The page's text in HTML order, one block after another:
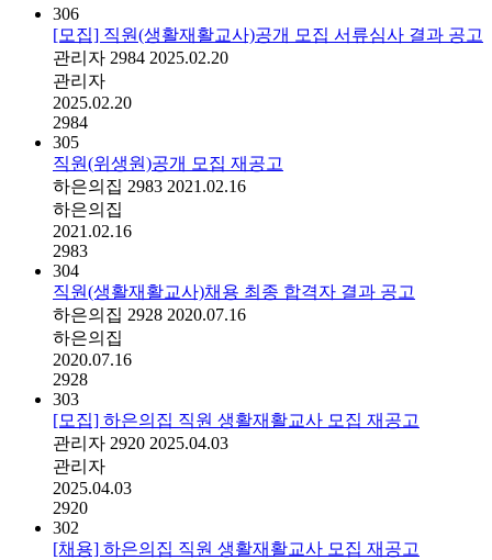
306
[모집] 직원(생활재활교사)공개 모집 서류심사 결과 공고
관리자 2984 2025.02.20
관리자
2025.02.20
2984
305
직원(위생원)공개 모집 재공고
하은의집 2983 2021.02.16
하은의집
2021.02.16
2983
304
직원(생활재활교사)채용 최종 합격자 결과 공고
하은의집 2928 2020.07.16
하은의집
2020.07.16
2928
303
[모집] 하은의집 직원 생활재활교사 모집 재공고
관리자 2920 2025.04.03
관리자
2025.04.03
2920
302
[채용] 하은의집 직원 생활재활교사 모집 재공고